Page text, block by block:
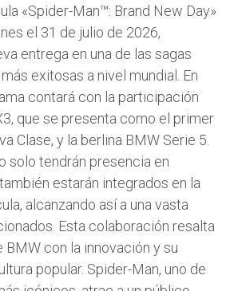
«Spider-Man™: Brand New Day»
el 31 de julio de 2026,
entrega en una de las sagas
exitosas a nivel mundial. En
contará con la participación
que se presenta como el primer
Clase, y la berlina BMW Serie 5.
solo tendrán presencia en
estarán integrados en la
alcanzando así a una vasta
Esta colaboración resalta
con la innovación y su
popular. Spider-Man, uno de